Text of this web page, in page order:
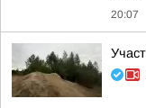
20:07